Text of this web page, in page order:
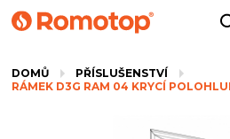
DOMŮ
PŘÍSLUŠENSTVÍ
RÁMEK D3G RAM 04 KRYCÍ